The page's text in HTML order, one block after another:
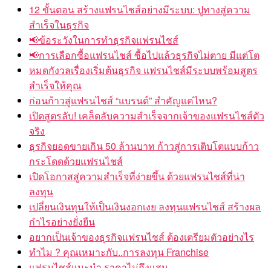
12 ขั้นตอน สร้างแฟรนไชส์อย่างมีระบบ: ปูทางสู่ความ
สำเร็จในธุรกิจ
📢ข้อระวังในการทำธุรกิจแฟรนไชส์
📢การเลือกซื้อแฟรนไชส์ ซื้อไปแล้วธุรกิจไม่ตาย มีแต่โต
หมดกังวลเรื่องเริ่มต้นธุรกิจ แฟรนไชส์มีระบบพร้อมสูตร
สำเร็จให้คุณ
ก่อนก้าวสู่แฟรนไชส์ “แบรนด์” สำคัญแค่ไหน?
เปิดสูตรลับ! เคล็ดลับความสำเร็จจากเจ้าของแฟรนไชส์ตัว
จริง
ธุรกิจยอดขายเกิน 50 ล้านบาท ก้าวสู่การเติบโตแบบก้าว
กระโดดด้วยแฟรนไชส์
เปิดโอกาสสู่ความสำเร็จที่ง่ายขึ้น ด้วยแฟรนไชส์ที่น่า
ลงทุน
เปลี่ยนเงินทุนให้เป็นเงินงอกเงย ลงทุนแฟรนไชส์ สร้างผล
กำไรอย่างยั่งยืน
อยากเป็นเจ้าของธุรกิจแฟรนไชส์ ต้องเตรียมตัวอย่างไร
ทำไม ? คุณเหมาะกับ..การลงทุน Franchise